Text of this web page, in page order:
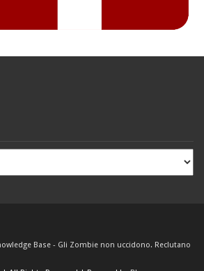
Base - Gli Zombie non uccidono. Reclutano